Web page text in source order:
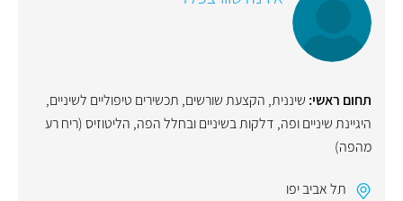
תחום ראשי: שיננית, הקצעת שורשים, תכשירים טיפוליים לשיניים,
היגיינת שיניים ופה, דלקות בשיניים ובחלל הפה, הליטוזיס (ריח רע
מהפה)
תל אביב יפו